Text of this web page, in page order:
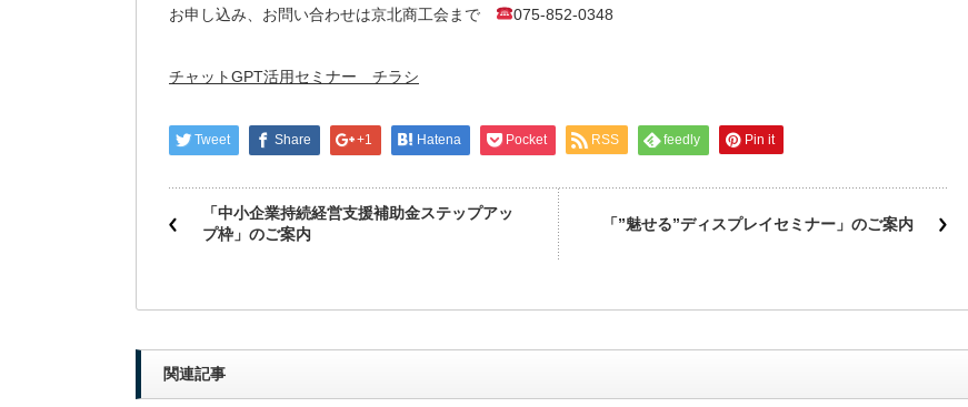
お申し込み、お問い合わせは京北商工会まで 075-852-0348
チャットGPT活用セミナー チラシ
Tweet Share +1 Hatena Pocket RSS feedly Pin it
「中小企業持続経営支援補助金ステップアッ
プ枠」のご案内
「”魅せる”ディスプレイセミナー」のご案内
関連記事